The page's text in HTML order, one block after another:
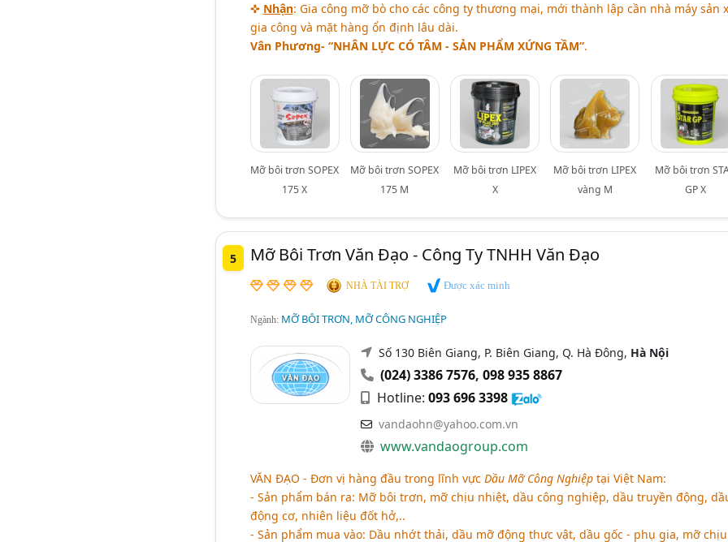
✜ Nhận: Gia công mỡ bò cho các công ty thương mại, mới thành lập cần nhà máy sản
gia công và mặt hàng ổn định lâu dài.
Vân Phương- “NHÂN LỰC CÓ TÂM - SẢN PHẨM XỨNG TẦM”.
Mỡ bôi trơn SOPEX
175 X
Mỡ bôi trơn SOPEX
175 M
Mỡ bôi trơn LIPEX
X
Mỡ bôi trơn LIPEX
vàng M
Mỡ bôi trơn
GP X
5 Mỡ Bôi Trơn Văn Đạo - Công Ty TNHH Văn Đạo
NHÀ TÀI TRỢ Được xác minh
Ngành: MỠ BÔI TRƠN, MỠ CÔNG NGHIỆP
Số 130 Biên Giang, P. Biên Giang, Q. Hà Đông, Hà Nội
(024) 3386 7576, 098 935 8867
Hotline: 093 696 3398
vandaohn@yahoo.com.vn
www.vandaogroup.com
VĂN ĐẠO - Đơn vị hàng đầu trong lĩnh vực Dầu Mỡ Công Nghiệptại Việt Nam:
- Sản phẩm bán ra: Mỡ bôi trơn, mỡ chịu nhiệt, dầu công nghiệp, dầu truyền động,
động cơ, nhiên liệu đốt hở,..
- Sản phẩm mua vào: Dầu nhớt thải, dầu mỡ động thực vật, dầu gốc - phụ gia, mỡ chịu